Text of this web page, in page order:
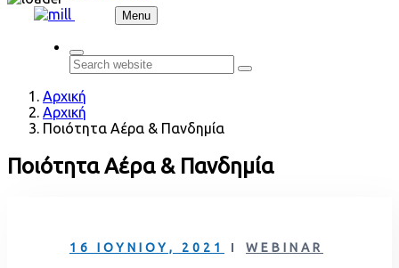
Skip to content Menu
Search
Ποιότητα Αέρα & Πανδημία
Ποιότητα Αέρα & Πανδημία
16 ΙΟΥΝΊΟΥ, 2021 WEBINAR